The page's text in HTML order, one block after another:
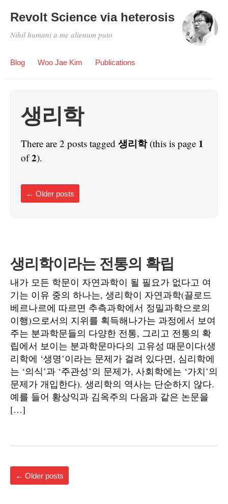
Revolt Science via heterosis
Nihil humani a me alienum puto
Blog Woo Jae Kim Publications
생리학
There are 2 posts tagged 생리학(this is page 1
of2).
← Older posts
생리학이라는 전통의 확립
내가 모든 학문이 자연과학이 될 필요가 없다고 여
기는 이유 중의 하나는, 생리학이 자연과학(끌로드
베르나르에 따르면 추측과학에서 정밀과학으로의
이행)으로서의 지위를 획득해나가는 과정에서 보여
주는 분과학문들의 다양한 전통, 그리고 전통의 확
립에서 보이는 분과학문마다의 고유성 때문이다(생
리학에 ‘생명’이라는 문제가 걸려 있다면, 심리학에
는 ‘의식’과 ‘주관성’의 문제가, 사회학에는 ‘가치’의
문제가 개입한다). 생리학의 역사는 단순하지 않다.
예를 들어 황상익과 김옥주의 다음과 같은 논문을
[…]
← Older posts